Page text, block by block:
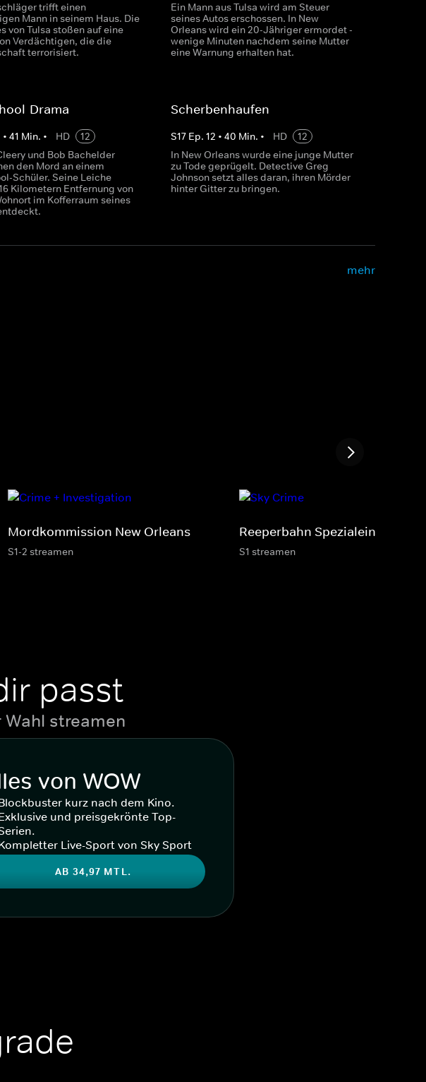
trifft einen
Mann in seinem Haus. Die
von Tulsa stoßen auf eine
Verdächtigen, die die
terrorisiert.
Ein Mann aus Tulsa wird am Steuer
seines Autos erschossen. In New
Orleans wird ein 20-Jähriger ermordet -
wenige Minuten nachdem seine Mutter
eine Warnung erhalten hat.
Drama
• 41 Min. • HD
12
und Bob Bachelder
den Mord an einem
Schüler. Seine Leiche
Kilometern Entfernung von
im Kofferraum seines
Scherbenhaufen
S17 Ep. 12 • 40 Min. • HD
12
In New Orleans wurde eine junge Mutter
zu Tode geprügelt. Detective Greg
Johnson setzt alles daran, ihren Mörder
hinter Gitter zu bringen.
mehr
Mordkommission New Orleans
S1-2 streamen
Reeperbahn Spezialeinheit
S1 streamen
passt
streamen
von WOW
kurz nach dem Kino.
und preisgekrönte Top-
Live-Sport von Sky Sport
AB 34,97 MTL.